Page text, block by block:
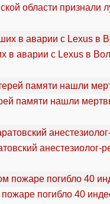
области признали
в аварии c Lexus в
памяти нашли
погибло 40